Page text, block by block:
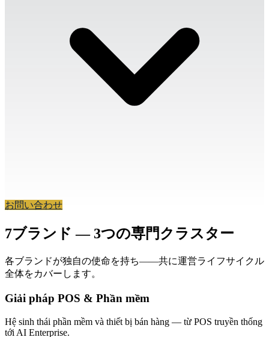
お問い合わせ
7ブランド — 3つの専門クラスター
各ブランドが独自の使命を持ち——共に運営ライフサイクル
全体をカバーします。
Giải pháp POS & Phần mềm
Hệ sinh thái phần mềm và thiết bị bán hàng — từ POS truyền thống
tới AI Enterprise.